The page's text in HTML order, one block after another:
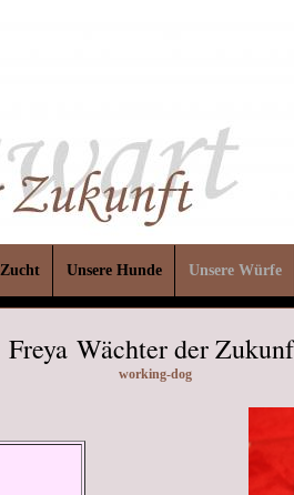
Zucht Unsere Hunde Unsere Würfe
Freya Wächter der
working-dog